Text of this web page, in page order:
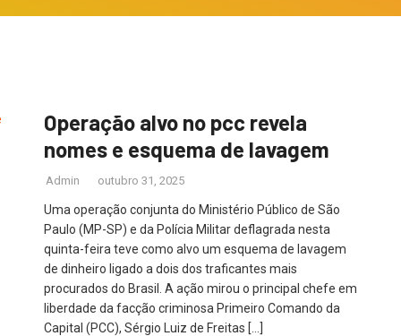
Operação alvo no pcc revela
nomes e esquema de lavagem
Admin outubro 31, 2025
Uma operação conjunta do Ministério Público de São
Paulo (MP-SP) e da Polícia Militar deflagrada nesta
quinta-feira teve como alvo um esquema de lavagem
de dinheiro ligado a dois dos traficantes mais
procurados do Brasil. A ação mirou o principal chefe em
liberdade da facção criminosa Primeiro Comando da
Capital (PCC), Sérgio Luiz de Freitas […]